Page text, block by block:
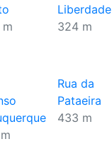
Liberdade
324 m
Rua da
Pataeira
433 m